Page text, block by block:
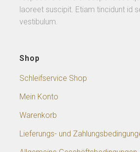
laoreet suscipit. Etiam tincidunt id
vestibulum.
Shop
Schleifservice Shop
Mein Konto
Warenkorb
Lieferungs- und